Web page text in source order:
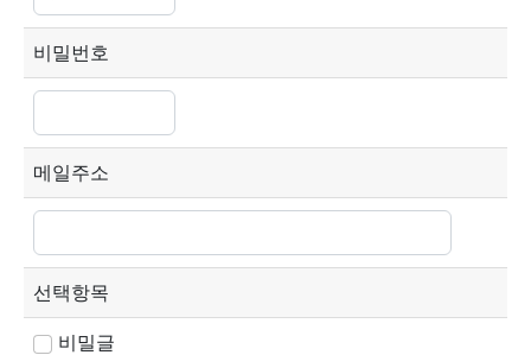
비밀번호
메일주소
선택항목
비밀글